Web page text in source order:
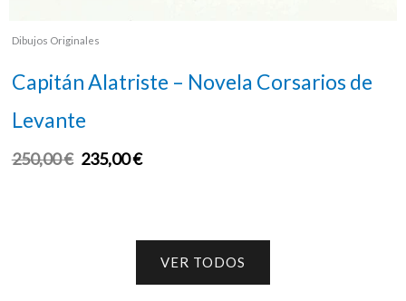
Dibujos Originales
Capitán Alatriste – Novela Corsarios de
Levante
250,00€ 235,00€
VER TODOS